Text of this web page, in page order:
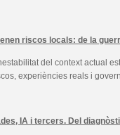
riscos locals: de la
del context actual
experiències reals i
IA i tercers. Del